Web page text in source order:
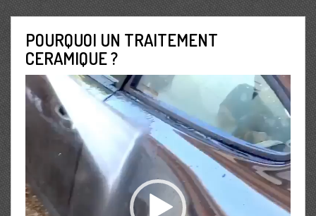
POURQUOI UN TRAITEMENT
CERAMIQUE ?
Lecteur
vidéo